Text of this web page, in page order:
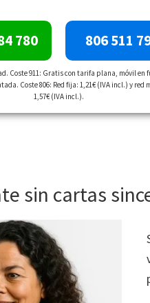
780 806 511
Coste 911: Gratis con tarifa plana, móvil en
Coste 806: Red fija: 1,21€ (IVA incl.) y red
1,57€ (IVA incl.).
sin cartas